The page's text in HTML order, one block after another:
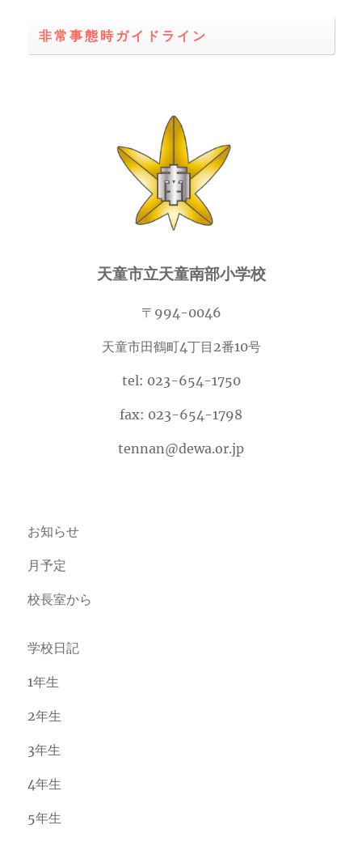
非常事態時ガイドライン
天童市立天童南部小学校
〒994-0046
天童市田鶴町4丁目2番10号
tel: 023-654-1750
fax: 023-654-1798
tennan@dewa.or.jp
お知らせ
月予定
校長室から
学校日記
1年生
2年生
3年生
4年生
5年生